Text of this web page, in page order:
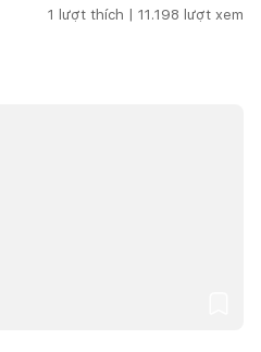
1 lượt thích | 11.198 lượt xem